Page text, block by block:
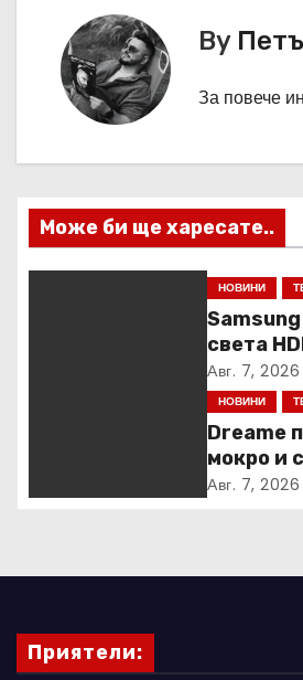
ц
и
By
За повече
Може би ще харесате..
НОВИНИ
света
Авг. 7, 2026
НОВИНИ
Dreame
мокро и
Авг. 7, 2026
Приятели: